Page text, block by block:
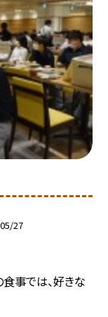
27
事では、好きな